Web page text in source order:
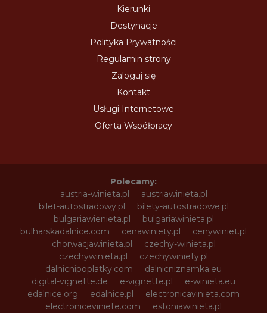
Kierunki
Destynacje
Polityka Prywatności
Regulamin strony
Zaloguj się
Kontakt
Usługi Internetowe
Oferta Współpracy
Polecamy:
austria-winieta.pl
austriawinieta.pl
bilet-autostradowy.pl
bilety-autostradowe.pl
bulgariawienieta.pl
bulgariawinieta.pl
bulharskadalnice.com
cenawiniety.pl
cenywiniet.pl
chorwacjawinieta.pl
czechy-winieta.pl
czechywinieta.pl
czechywiniety.pl
dalnicnipoplatky.com
dalnicniznamka.eu
digital-vignette.de
e-vignette.pl
e-winieta.eu
edalnice.org
edalnice.pl
electronicavinieta.com
electroniceviniete.com
estoniawinieta.pl